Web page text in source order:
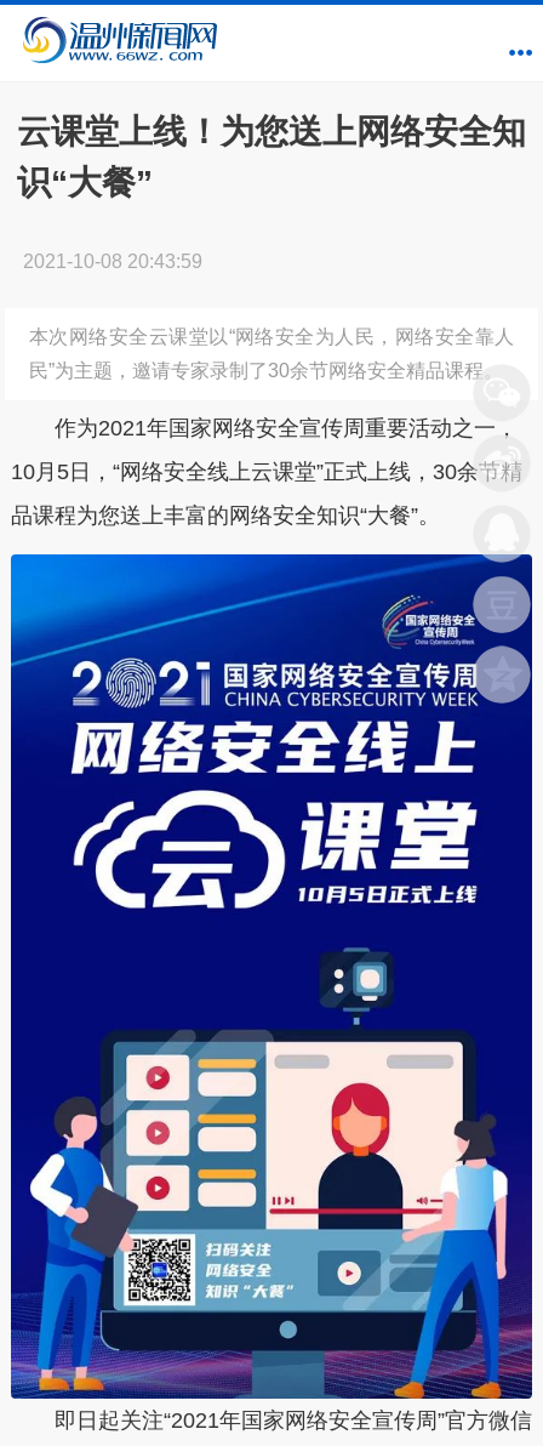
云课堂上线！为您送上网络安全知
识“大餐”
2021-10-08 20:43:59
本次网络安全云课堂以“网络安全为人民，网络安全靠人
民”为主题，邀请专家录制了30余节网络安全精品课程。
作为2021年国家网络安全宣传周重要活动之一，
10月5日，“网络安全线上云课堂”正式上线，30余节精
品课程为您送上丰富的网络安全知识“大餐”。
即日起关注“2021年国家网络安全宣传周”官方微信